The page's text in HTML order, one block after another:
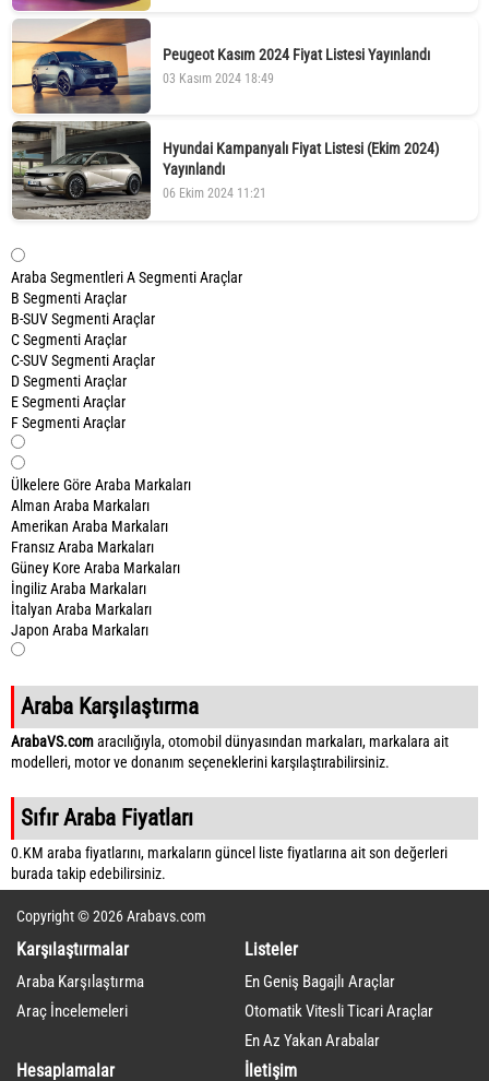
Peugeot Kasım 2024 Fiyat Listesi Yayınlandı
03 Kasım 2024 18:49
Hyundai Kampanyalı Fiyat Listesi (Ekim 2024)
Yayınlandı
06 Ekim 2024 11:21
Araba SegmentleriA Segmenti Araçlar
B Segmenti Araçlar
B-SUV Segmenti Araçlar
C Segmenti Araçlar
C-SUV Segmenti Araçlar
D Segmenti Araçlar
E Segmenti Araçlar
F Segmenti Araçlar
Ülkelere Göre Araba Markaları
Alman Araba Markaları
Amerikan Araba Markaları
Fransız Araba Markaları
Güney Kore Araba Markaları
İngiliz Araba Markaları
İtalyan Araba Markaları
Japon Araba Markaları
Araba Karşılaştırma
ArabaVS.comaracılığıyla, otomobil dünyasından markaları, markalara ait
modelleri, motor ve donanım seçeneklerini karşılaştırabilirsiniz.
Sıfır Araba Fiyatları
0.KM araba fiyatlarını, markaların güncel liste fiyatlarına ait son değerleri
burada takip edebilirsiniz.
Copyright © 2026 Arabavs.com
Karşılaştırmalar
Araba Karşılaştırma
Araç İncelemeleri
Listeler
En Geniş Bagajlı Araçlar
Otomatik Vitesli Ticari Araçlar
En Az Yakan Arabalar
Hesaplamalar İletişim